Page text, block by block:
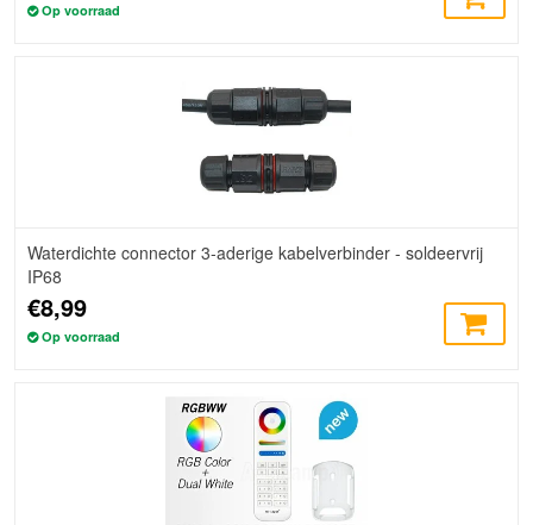
Op voorraad
Waterdichte connector 3-aderige kabelverbinder - soldeervrij
IP68
€8,99
Op voorraad